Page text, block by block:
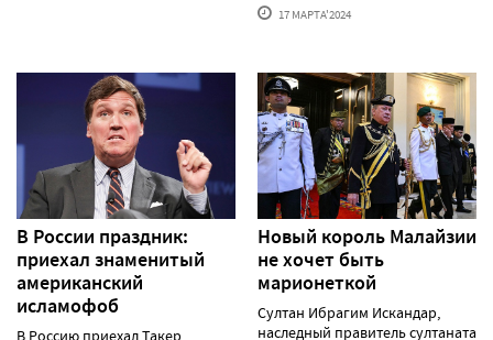
17 МАРТА'2024
В России праздник:
приехал знаменитый
американский
исламофоб
В Россию приехал Такер
Новый король Малайзии
не хочет быть
марионеткой
Султан Ибрагим Искандар,
наследный правитель султаната